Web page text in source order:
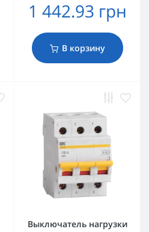
1 442.93 грн
В корзину
Выключатель нагрузки